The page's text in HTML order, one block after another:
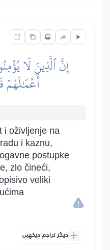
إِنَّ ٱلَّذِينَ لَا
أَعۡمَٰلَهُمۡ
i oživljenje na
i kaznu,
postupke
zlo čineći,
veliki
دیگر تراجم دیکھیں